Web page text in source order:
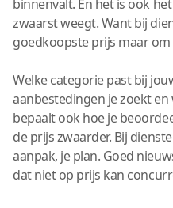
binnenvalt. En het is ook
zwaarst weegt. Want bij
goedkoopste prijs maar
Welke categorie past bij
aanbestedingen je zoekt
bepaalt ook hoe je
de prijs zwaarder. Bij
aanpak, je plan. Goed
dat niet op prijs kan